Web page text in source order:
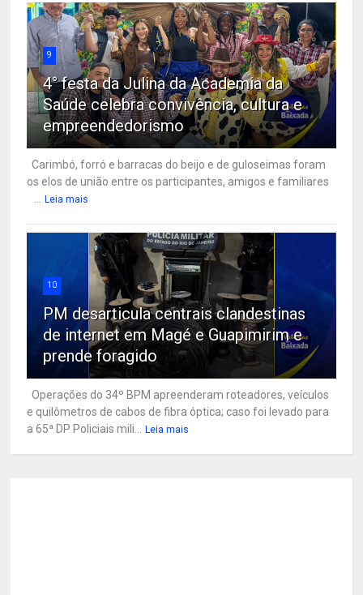
9
4° festa da Julina da Academia da
Saúde celebra convivência, cultura e
empreendedorismo
Carimbó, forró e barracas do beijo e de guloseimas foram
os elos de união entre os participantes, amigos e familiares
Leia mais
10
PM desarticula centrais clandestinas
de internet em Magé e Guapimirim e
prende foragido
Operações do 34º BPM apreenderam roteadores, veículos
e quilômetros de cabos de fibra óptica; caso foi levado para
a 65ª DP Policiais mili...
Leia mais